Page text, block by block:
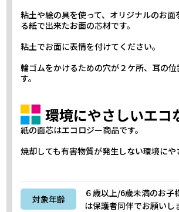
粘土や絵の具を使って、オリジナルのお面
る紙で出来たお面の芯材です。
粘土でお面に表情を付けてください。
輪ゴムをかけるための穴が２ケ所、耳の
す。
環境にやさしいエコ
紙の面芯はエコロジー商品です。
焼却しても有害物質が発生しない環境にや
対象年齢
６歳以上/6歳未満のお子
は保護者同伴でお願いし